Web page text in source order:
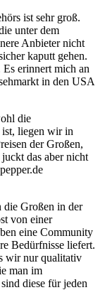
ist sehr groß.
unter dem
Anbieter nicht
kaputt gehen.
erinnert mich an
in den USA
die
ist, liegen wir in
der Großen,
das aber nicht
die Großen in der
von einer
eine Community
Bedürfnisse liefert.
wir nur qualitativ
man im
diese für jeden